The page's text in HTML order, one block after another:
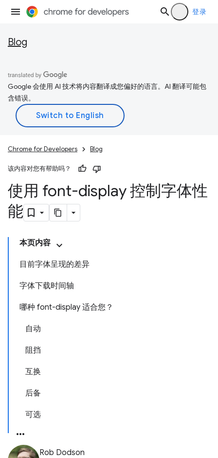
登录
Blog
Google 会使用 AI 技术将内容翻译成您偏好的语言。AI 翻译可能包
含错误。
Chrome for Developers Blog
该内容对您有帮助吗？
使用 font-display 控制字体性
能
本页内容
目前字体呈现的差异
字体下载时间轴
哪种 font-display 适合您？
自动
阻挡
互换
后备
可选
Rob Dodson